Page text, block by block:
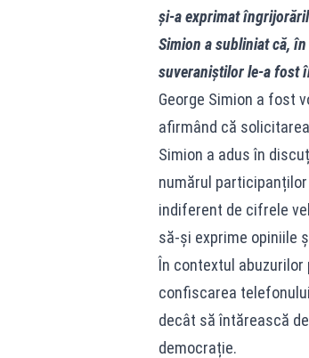
și-a exprimat
Simion a subliniat că,
suveraniștilor le-a fost
George Simion a fost
afirmând că
Simion a adus în
numărul
indiferent de cifrele
să-și exprime opiniile
În contextul
confiscarea
decât să întărească
democrație.